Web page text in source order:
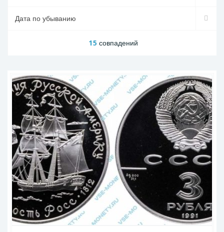
15 совпадений